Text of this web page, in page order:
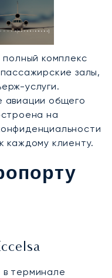
комплекс
залы,
услуги.
авиации общего
на
каждому клиенту.
терминале